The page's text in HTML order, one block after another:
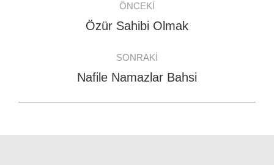
navigation
ÖNCEKI
Previous
Özür Sahibi Olmak
SONRAKI
Next
Nafile Namazlar Bahsi